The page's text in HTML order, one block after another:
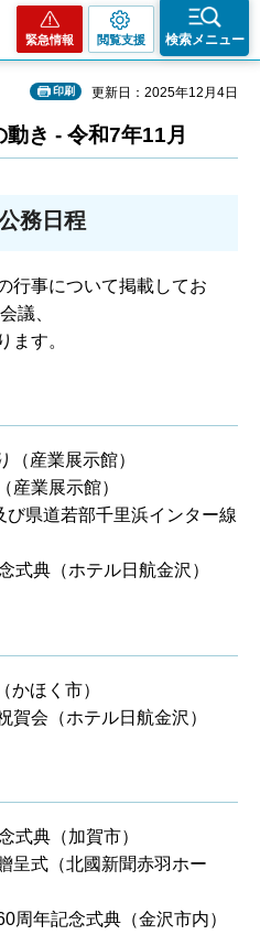
緊急情報 閲覧支援 検索メニュー
印刷 更新日：2025年12月4日
き - 令和7年11月
務日程
行事について掲載してお
議、
ます。
（産業展示館）
産業展示館）
県道若部千里浜インター線
式典（ホテル日航金沢）
かほく市）
賀会（ホテル日航金沢）
式典（加賀市）
呈式（北國新聞赤羽ホー
周年記念式典（金沢市内）